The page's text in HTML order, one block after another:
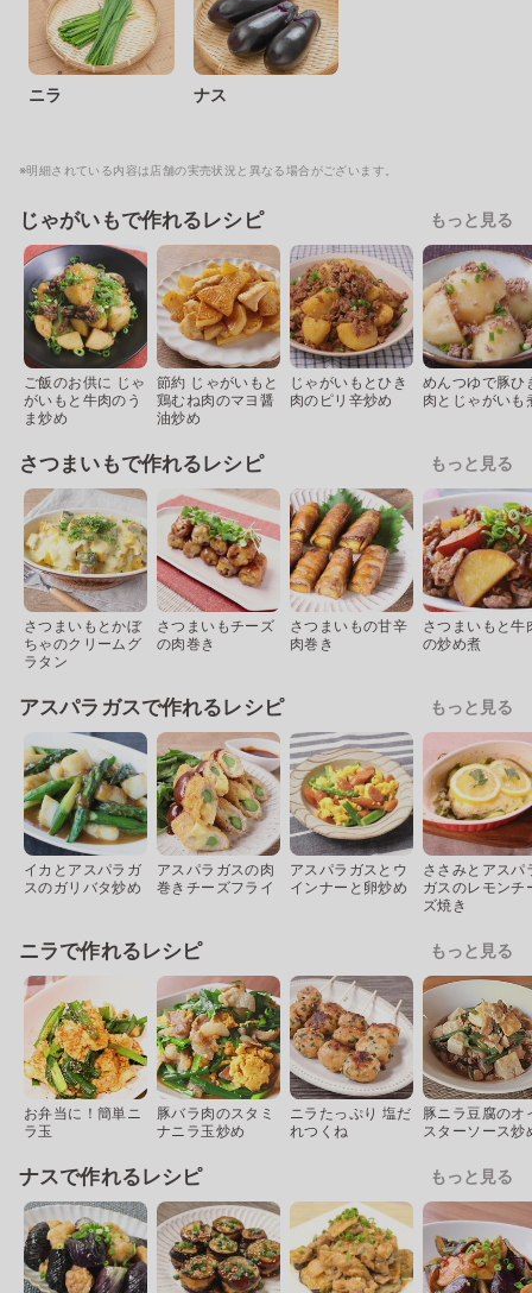
ニラ ナス
※明細されている内容は店舗の実売状況と異なる場合がございます。
じゃがいもで作れるレシピ もっと見る
ご飯のお供に じゃ
がいもと牛肉のう
ま炒め
節約 じゃがいもと
鶏むね肉のマヨ醤
油炒め
じゃがいもとひき
肉のピリ辛炒め
めんつゆで豚ひ
肉とじゃがいも
さつまいもで作れるレシピ もっと見る
さつまいもとかぼ
ちゃのクリームグ
ラタン
さつまいもチーズ
の肉巻き
さつまいもの甘辛
肉巻き
さつまいもと牛
の炒め煮
アスパラガスで作れるレシピ もっと見る
イカとアスパラガ
スのガリバタ炒め
アスパラガスの肉
巻きチーズフライ
アスパラガスとウ
インナーと卵炒め
ささみとアスパ
ガスのレモンチ
ズ焼き
ニラで作れるレシピ もっと見る
お弁当に！簡単ニ
ラ玉
豚バラ肉のスタミ
ナニラ玉炒め
ニラたっぷり 塩だ
れつくね
豚ニラ豆腐のオ
スターソース炒
ナスで作れるレシピ もっと見る